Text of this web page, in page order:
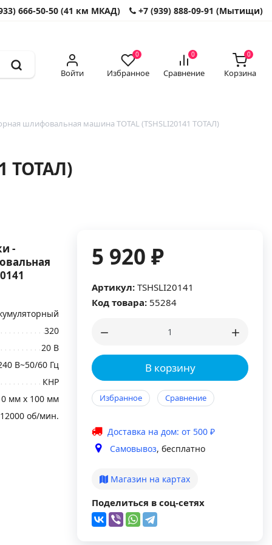
666-50-50 (41 км МКАД) +7 (939) 888-09-91 (Мытищи)
Войти
0
Избранное
0
Сравнение
0
Корзина
шлифовальная машина TOTAL (TSHSLI20141 ТОТАЛ)
ТОТАЛ)
5 920 ₽
Артикул: TSHSLI20141
Код товара: 55284
В корзину
Избранное Сравнение
Доставка на дом: от 500 ₽
Самовывоз, бесплатно
Магазин на картах
Поделиться в соц-сетях
-
320
20 В
В~50/60 Гц
КНР
мм x 100 мм
12000 об/мин.